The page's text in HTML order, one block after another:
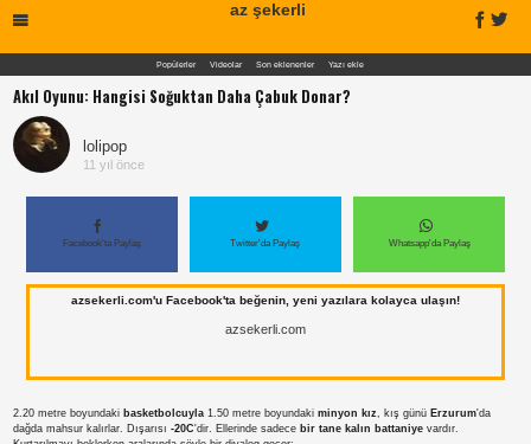
az şekerli
Popülerler Videolar Son eklenenler Yazı ekle
Akıl Oyunu: Hangisi Soğuktan Daha Çabuk Donar?
lolipop
11 yıl önce
Facebook'ta Paylaş Twitter'da Paylaş Whatsapp'da Paylaş
azsekerli.com'u Facebook'ta beğenin, yeni yazılara kolayca ulaşın!
azsekerli.com
2.20 metre boyundaki basketbolcuyla 1.50 metre boyundakiminyon kız, kış günü Erzurum'da
dağda mahsur kalırlar. Dışarısı-20C'dir. Ellerinde sadece bir tane kalın battaniye vardır.